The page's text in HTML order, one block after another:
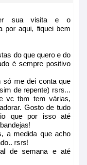
sua visita e o
por aqui, fiquei bem
do que quero e do
é sempre positivo
só me dei conta que
de repente) rsrs...
vc tbm tem várias,
Gosto de tudo
que por isso até
a medida que acho
rsrs!
de semana e até